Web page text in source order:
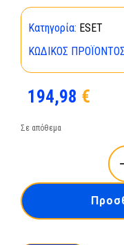
Κατηγορία: ESET
ΚΩΔΙΚΌΣ
194,98 €
Σε απόθεμα
ESET
4